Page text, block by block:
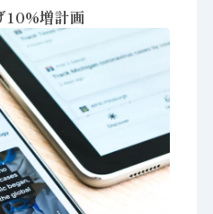
10%増計画